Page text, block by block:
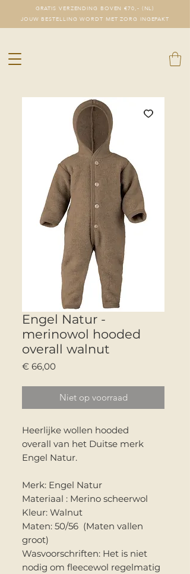
GRATIS VERZENDING BOVEN €70,- (NL)
JOUW BESTELLING WORDT MET ZORG INGEPAKT
Engel Natur -
merinowol hooded
overall walnut
€ 66,00Prijs
Niet op voorraad
Heerlijke wollen hooded
overall van het Duitse merk
Engel Natur.
Merk: Engel Natur
Materiaal : Merino scheerwol
Kleur: Walnut
Maten: 50/56 (Maten vallen
groot)
Wasvoorschriften: Het is niet
nodig om fleecewol regelmatig